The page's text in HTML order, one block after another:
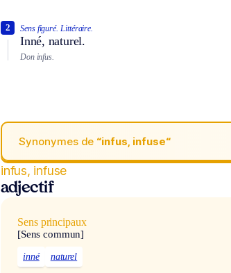
Sens figuré. Littéraire.
Inné, naturel.
2
Don infus.
Synonymes de “infus, infuse“
infus, infuse
adjectif
Sens principaux
[Sens commun]
inné naturel